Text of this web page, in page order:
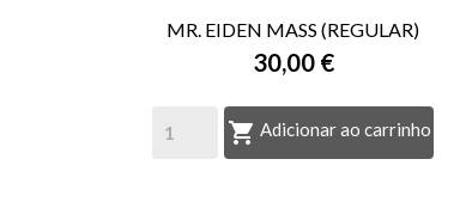
VISTA RÁPIDA
MR. EIDEN MASS (REGULAR)
30,00 €
 Adicionar ao carrinho